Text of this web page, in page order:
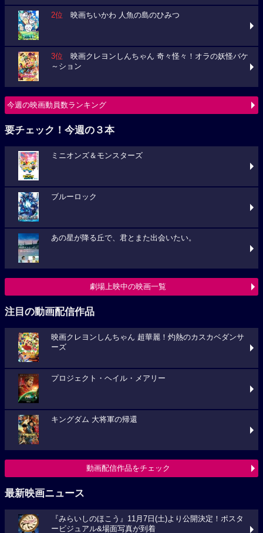
2位 映画ちいかわ 人魚の島のひみつ
3位 映画クレヨンしんちゃん 奇々怪々！オラの妖怪バケ
～ション
今週の映画動員数ランキング
要チェック！今週の３本
ミニオンズ＆モンスターズ
ブルーロック
あの星が降る丘で、君とまた出会いたい。
劇場上映中の映画一覧
注目の動画配信作品
映画クレヨンしんちゃん 超華麗！灼熱のカスカベダンサ
ーズ
プロジェクト・ヘイル・メアリー
キングダム 大将軍の帰還
動画配信作品をチェック
最新映画ニュース
『みらいしのほこう』11月7日(土)より公開決定！ポスタ
ービジュアル&場面写真が到着